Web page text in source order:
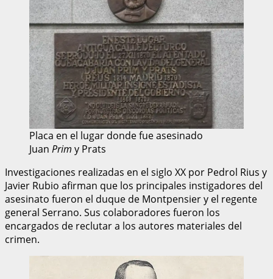
Placa en el lugar donde fue asesinado
Juan Prim y Prats
Investigaciones realizadas en el siglo XX por Pedrol Rius y
Javier Rubio afirman que los principales instigadores del
asesinato fueron el duque de Montpensier y el regente
general Serrano. Sus colaboradores fueron los
encargados de reclutar a los autores materiales del
crimen.